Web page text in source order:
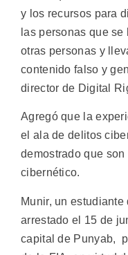
y los recursos para
las personas que
otras personas y
contenido falso y
director de Digital
Agregó que la
el ala de delitos
demostrado que
cibernético.
Munir, un
arrestado el 15 de
capital de Punyab,